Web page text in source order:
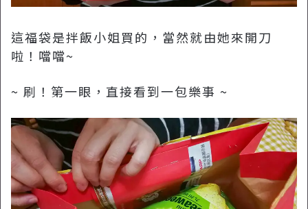
這福袋是拌飯小姐買的，當然就由她來開刀
啦！噹噹~
~ 刷！第一眼，直接看到一包樂事 ~